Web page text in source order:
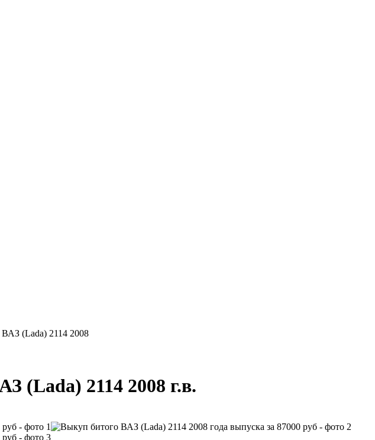
ВАЗ (Lada) 2114 2008
(Lada) 2114 2008 г.в.